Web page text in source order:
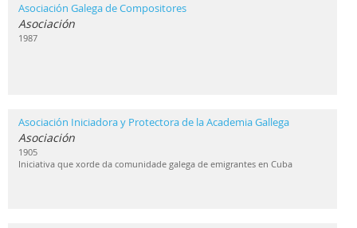
Asociación Galega de Compositores
Asociación
1987
Asociación Iniciadora y Protectora de la Academia Gallega
Asociación
1905
Iniciativa que xorde da comunidade galega de emigrantes en Cuba